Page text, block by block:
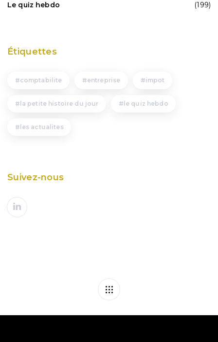
Le quiz hebdo
(199)
Étiquettes
comptabilite entreprise impot
la petite histoire du jour le quiz hebdo
les actualites
Suivez-nous